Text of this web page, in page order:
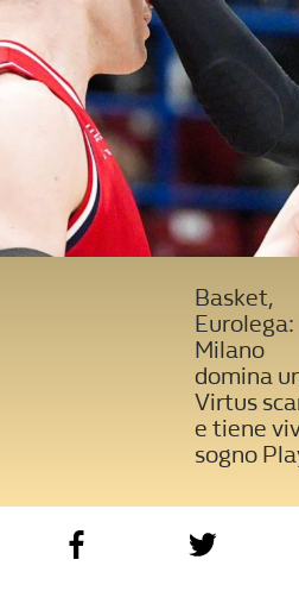
Basket,
Eurolega:
Milano
domina
Virtus
e tiene
sogno